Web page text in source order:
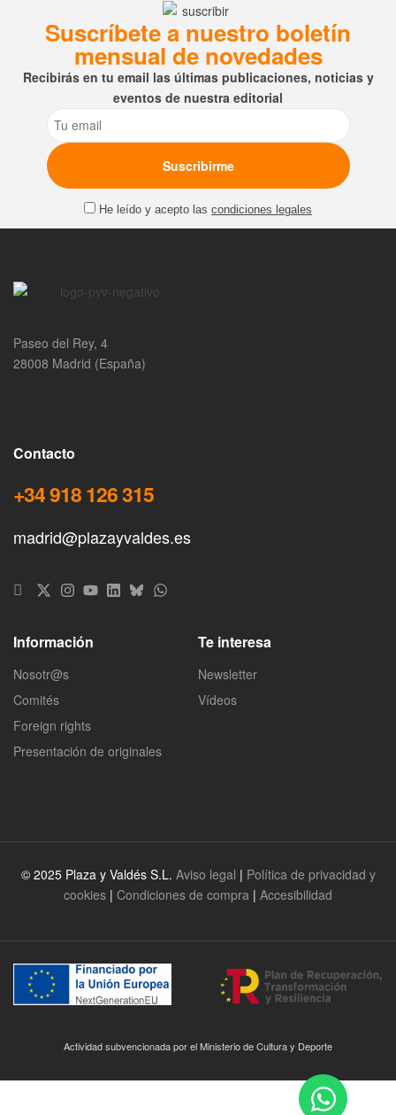
Suscríbete a nuestro boletín
mensual de novedades
Recibirás en tu email las últimas publicaciones, noticias y
eventos de nuestra editorial
Email
He leído y acepto las condiciones legales
Paseo del Rey, 4
28008 Madrid (España)
Contacto
+34 918 126 315
madrid@plazayvaldes.es
Información
Nosotr@s
Comités
Foreign rights
Presentación de originales
Te interesa
Newsletter
Vídeos
© 2025 Plaza y Valdés S.L. Aviso legal | Política de privacidad y
cookies | Condiciones de compra | Accesibilidad
Actividad subvencionada por el Ministerio de Cultura y Deporte